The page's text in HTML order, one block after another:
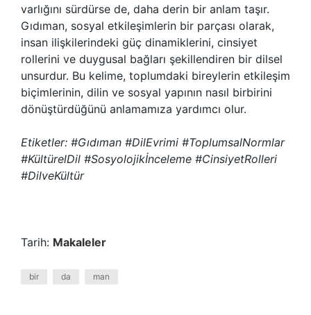
varlığını sürdürse de, daha derin bir anlam taşır.
Gıdıman, sosyal etkileşimlerin bir parçası olarak,
insan ilişkilerindeki güç dinamiklerini, cinsiyet
rollerini ve duygusal bağları şekillendiren bir dilsel
unsurdur. Bu kelime, toplumdaki bireylerin etkileşim
biçimlerinin, dilin ve sosyal yapının nasıl birbirini
dönüştürdüğünü anlamamıza yardımcı olur.
Etiketler: #Gıdıman #DilEvrimi #ToplumsalNormlar
#KültürelDil #Sosyolojikİnceleme #CinsiyetRolleri
#DilveKültür
Tarih: Makaleler
bir da man